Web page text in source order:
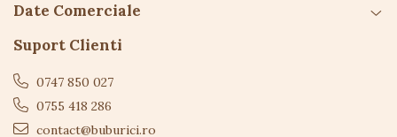
Tocă:170 × 185 mm
Cutie:280 × 240 × 25 mm
Atenționări
Date Comerciale
Suport Clienti
0747 850 027
0755 418 286
contact@buburici.ro